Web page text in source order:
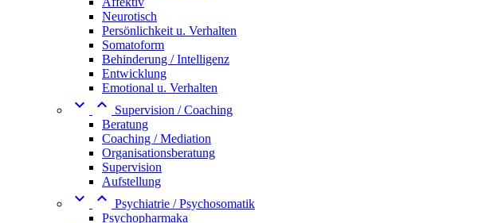
Neurotisch
Persönlichkeit u. Verhalten
Somatoform
Behinderung / Intelligenz
Entwicklung
Emotional u. Verhalten
 
Supervision / Coaching
Beratung
Coaching / Mediation
Organisationsberatung
Supervision
Aufstellung
  Psychiatrie / Psychosomatik
Psychopharmaka